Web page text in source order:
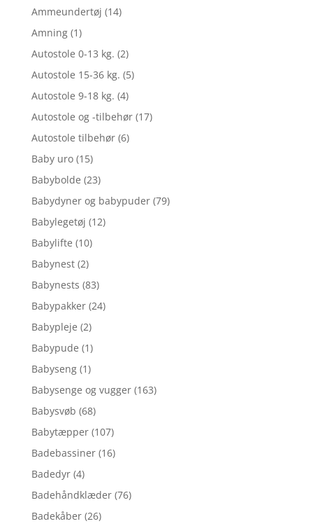
Ammeundertøj (14)
Amning (1)
Autostole 0-13 kg. (2)
Autostole 15-36 kg. (5)
Autostole 9-18 kg. (4)
Autostole og -tilbehør (17)
Autostole tilbehør (6)
Baby uro (15)
Babybolde (23)
Babydyner og babypuder (79)
Babylegetøj (12)
Babylifte (10)
Babynest (2)
Babynests (83)
Babypakker (24)
Babypleje (2)
Babypude (1)
Babyseng (1)
Babysenge og vugger (163)
Babysvøb (68)
Babytæpper (107)
Badebassiner (16)
Badedyr (4)
Badehåndklæder (76)
Badekåber (26)